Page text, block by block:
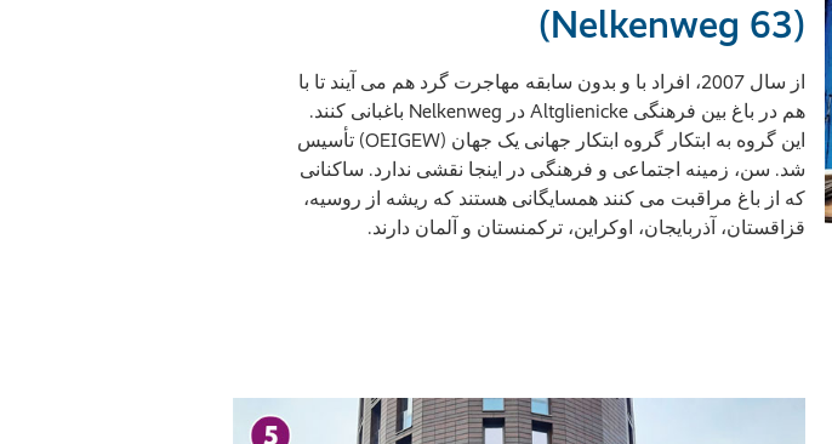
(Nelkenweg 63)
از سال 2007، افراد با و بدون سابقه مهاجرت گرد هم می آیند تا با
هم در باغ بین فرهنگی Altglienicke در Nelkenweg باغبانی کنند.
این گروه به ابتکار گروه ابتکار جهانی یک جهان (OEIGEW) تأسیس
شد. سن، زمینه اجتماعی و فرهنگی در اینجا نقشی ندارد. ساکنانی
که از باغ مراقبت می کنند همسایگانی هستند که ریشه از روسیه،
قزاقستان، آذربایجان، اوکراین، ترکمنستان و آلمان دارند.